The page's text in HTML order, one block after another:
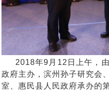
2018年9月12日上午，
政府主办，滨州孙子研究会
室、惠民县人民政府承办的